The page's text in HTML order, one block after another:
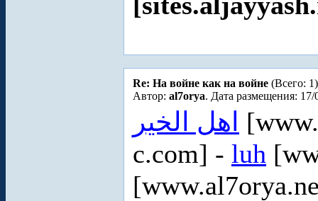
Re: На войне как на войне (Всего: 1)
Автор: al7orya. Дата размещения: 17/
اهل الخير
c.com] - luh